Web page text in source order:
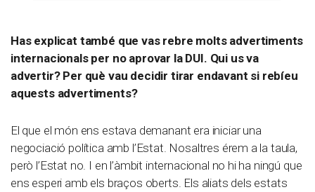
Has explicat també que vas rebre molts advertiments
internacionals per no aprovar la DUI. Qui us va
advertir? Per què vau decidir tirar endavant si rebíeu
aquests advertiments?
El que el món ens estava demanant era iniciar una
negociació política amb l’Estat. Nosaltres érem a la taula,
però l’Estat no. I en l’àmbit internacional no hi ha ningú que
ens esperi amb els braços oberts. Els aliats dels estats